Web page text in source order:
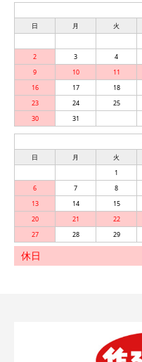
日
月 火
2
3 4
9
10 11
16
17 18
23
24 25
30
31
日
月 火
1
6
7 8
13
14 15
20
21 22
27
28 29
休日